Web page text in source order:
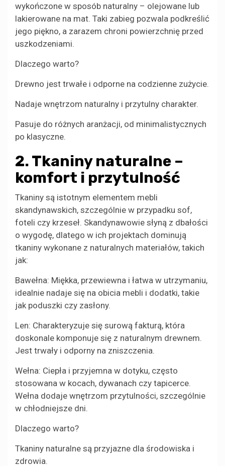
wykończone w sposób naturalny – olejowane lub
lakierowane na mat. Taki zabieg pozwala podkreślić
jego piękno, a zarazem chroni powierzchnię przed
uszkodzeniami.
Dlaczego warto?
Drewno jest trwałe i odporne na codzienne zużycie.
Nadaje wnętrzom naturalny i przytulny charakter.
Pasuje do różnych aranżacji, od minimalistycznych
po klasyczne.
2. Tkaniny naturalne –
komfort i przytulność
Tkaniny są istotnym elementem mebli
skandynawskich, szczególnie w przypadku sof,
foteli czy krzeseł. Skandynawowie słyną z dbałości
o wygodę, dlatego w ich projektach dominują
tkaniny wykonane z naturalnych materiałów, takich
jak:
Bawełna: Miękka, przewiewna i łatwa w utrzymaniu,
idealnie nadaje się na obicia mebli i dodatki, takie
jak poduszki czy zasłony.
Len: Charakteryzuje się surową fakturą, która
doskonale komponuje się z naturalnym drewnem.
Jest trwały i odporny na zniszczenia.
Wełna: Ciepła i przyjemna w dotyku, często
stosowana w kocach, dywanach czy tapicerce.
Wełna dodaje wnętrzom przytulności, szczególnie
w chłodniejsze dni.
Dlaczego warto?
Tkaniny naturalne są przyjazne dla środowiska i
zdrowia.